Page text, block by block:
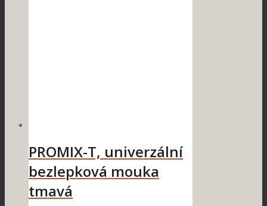
PROMIX-T, univerzální
bezlepková mouka
tmavá